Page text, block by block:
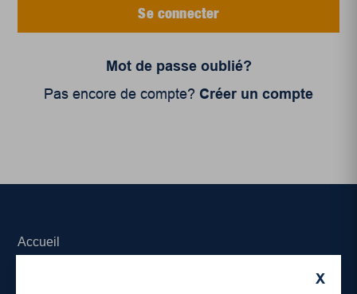
Se connecter
Mot de passe oublié?
Pas encore de compte? Créer un compte
X
Accueil